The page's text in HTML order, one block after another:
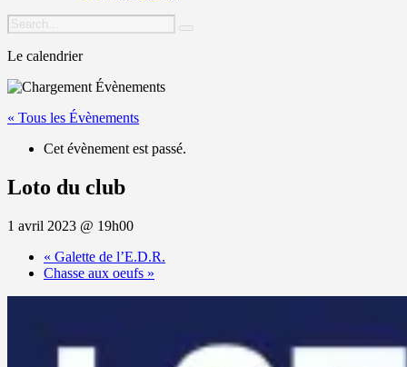
Le calendrier
« Tous les Évènements
Cet évènement est passé.
Loto du club
1 avril 2023 @ 19h00
« Galette de l’E.D.R.
Chasse aux oeufs »